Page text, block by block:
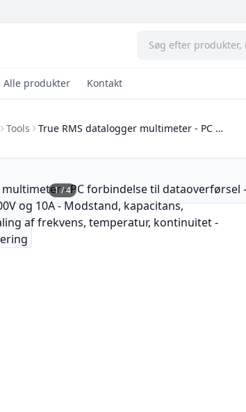
Alle produkter Kontakt
Tools True RMS datalogger multimeter - PC …
1/4